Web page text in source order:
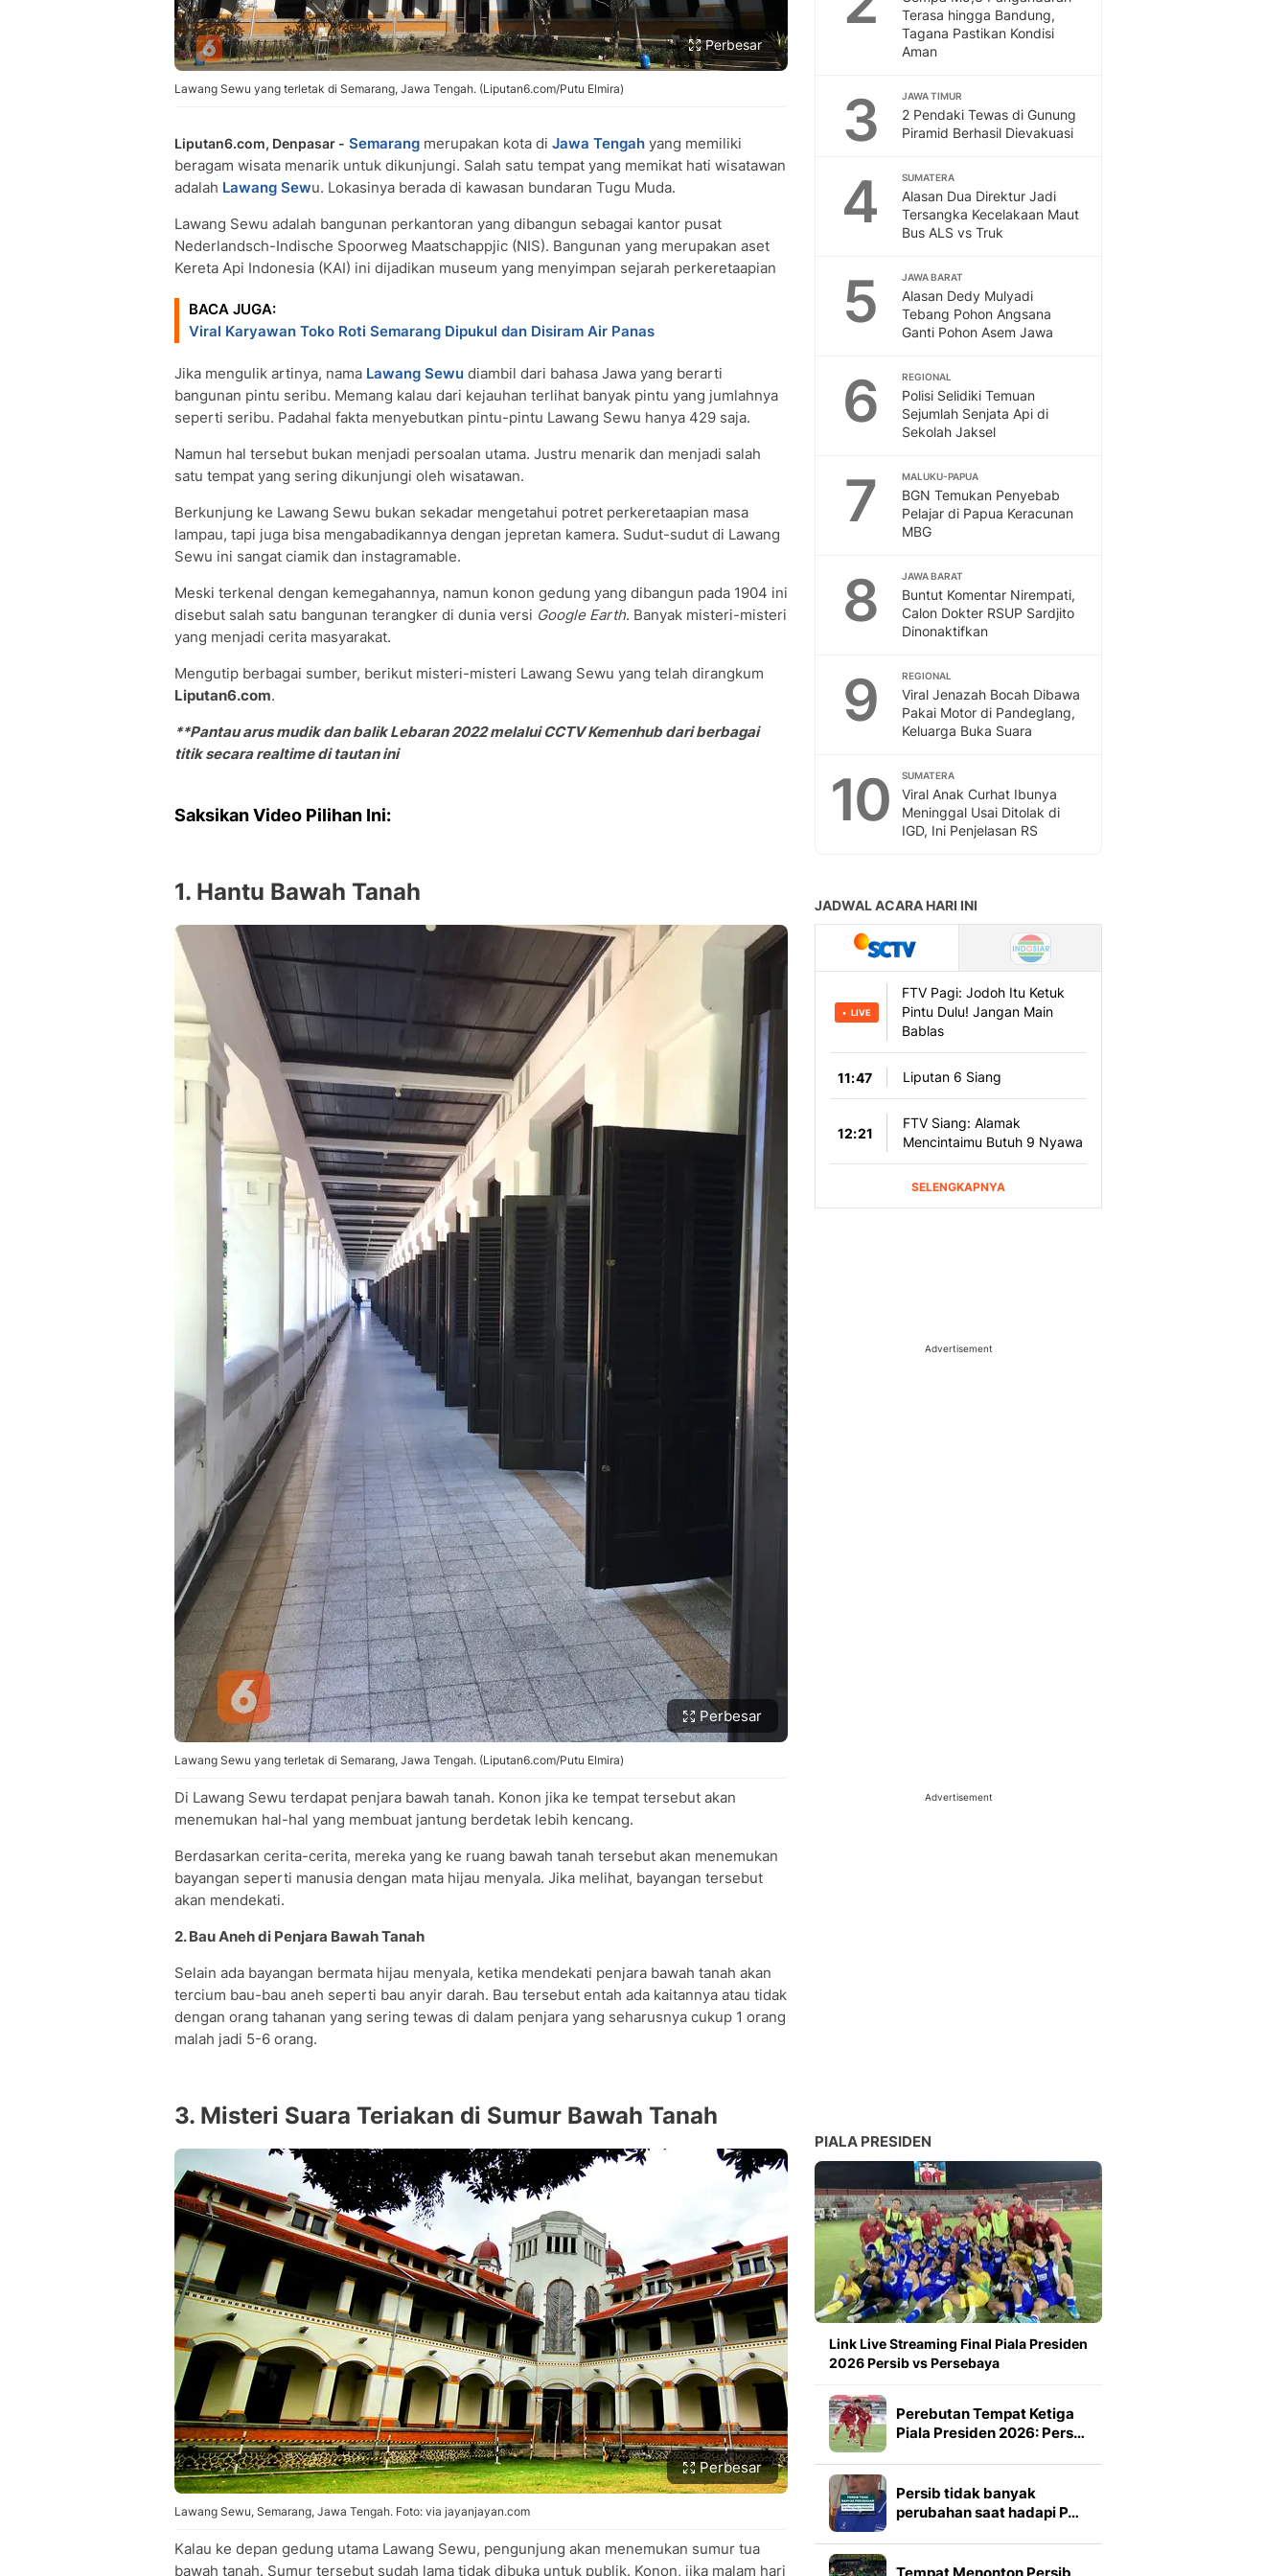
Perbesar
Lawang Sewu yang terletak di Semarang, Jawa Tengah. (Liputan6.com/Putu Elmira)
Liputan6.com, Denpasar - Semarang merupakan kota di Jawa Tengah yang memiliki
beragam wisata menarik untuk dikunjungi. Salah satu tempat yang memikat hati wisatawan
adalah Lawang Sewu. Lokasinya berada di kawasan bundaran Tugu Muda.
Lawang Sewu adalah bangunan perkantoran yang dibangun sebagai kantor pusat
Nederlandsch-Indische Spoorweg Maatschappjic (NIS). Bangunan yang merupakan aset
Kereta Api Indonesia (KAI) ini dijadikan museum yang menyimpan sejarah perkeretaapian
BACA JUGA:
Viral Karyawan Toko Roti Semarang Dipukul dan Disiram Air Panas
Jika mengulik artinya, nama Lawang Sewu diambil dari bahasa Jawa yang berarti
bangunan pintu seribu. Memang kalau dari kejauhan terlihat banyak pintu yang jumlahnya
seperti seribu. Padahal fakta menyebutkan pintu-pintu Lawang Sewu hanya 429 saja.
Namun hal tersebut bukan menjadi persoalan utama. Justru menarik dan menjadi salah
satu tempat yang sering dikunjungi oleh wisatawan.
Berkunjung ke Lawang Sewu bukan sekadar mengetahui potret perkeretaapian masa
lampau, tapi juga bisa mengabadikannya dengan jepretan kamera. Sudut-sudut di Lawang
Sewu ini sangat ciamik dan instagramable.
Meski terkenal dengan kemegahannya, namun konon gedung yang dibangun pada 1904 ini
disebut salah satu bangunan terangker di dunia versi Google Earth. Banyak misteri-misteri
yang menjadi cerita masyarakat.
Mengutip berbagai sumber, berikut misteri-misteri Lawang Sewu yang telah dirangkum
Liputan6.com.
**Pantau arus mudik dan balik Lebaran 2022 melalui CCTV Kemenhub dari berbagai
titik secara realtime di tautan ini
Saksikan Video Pilihan Ini:
1. Hantu Bawah Tanah
Perbesar
Lawang Sewu yang terletak di Semarang, Jawa Tengah. (Liputan6.com/Putu Elmira)
Di Lawang Sewu terdapat penjara bawah tanah. Konon jika ke tempat tersebut akan
menemukan hal-hal yang membuat jantung berdetak lebih kencang.
Berdasarkan cerita-cerita, mereka yang ke ruang bawah tanah tersebut akan menemukan
bayangan seperti manusia dengan mata hijau menyala. Jika melihat, bayangan tersebut
akan mendekati.
2. Bau Aneh di Penjara Bawah Tanah
Selain ada bayangan bermata hijau menyala, ketika mendekati penjara bawah tanah akan
tercium bau-bau aneh seperti bau anyir darah. Bau tersebut entah ada kaitannya atau tidak
dengan orang tahanan yang sering tewas di dalam penjara yang seharusnya cukup 1 orang
malah jadi 5-6 orang.
3. Misteri Suara Teriakan di Sumur Bawah Tanah
Perbesar
Lawang Sewu, Semarang, Jawa Tengah. Foto: via jayanjayan.com
Kalau ke depan gedung utama Lawang Sewu, pengunjung akan menemukan sumur tua
bawah tanah. Sumur tersebut sudah lama tidak dibuka untuk publik. Konon, jika malam hari
Terasa hingga Bandung,
Tagana Pastikan Kondisi
Aman
3 JAWA TIMUR
2 Pendaki Tewas di Gunung
Piramid Berhasil Dievakuasi
4 SUMATERA
Alasan Dua Direktur Jadi
Tersangka Kecelakaan Maut
Bus ALS vs Truk
5 JAWA BARAT
Alasan Dedy Mulyadi
Tebang Pohon Angsana
Ganti Pohon Asem Jawa
6 REGIONAL
Polisi Selidiki Temuan
Sejumlah Senjata Api di
Sekolah Jaksel
7 MALUKU-PAPUA
BGN Temukan Penyebab
Pelajar di Papua Keracunan
MBG
8 JAWA BARAT
Buntut Komentar Nirempati,
Calon Dokter RSUP Sardjito
Dinonaktifkan
9 REGIONAL
Viral Jenazah Bocah Dibawa
Pakai Motor di Pandeglang,
Keluarga Buka Suara
10 SUMATERA
Viral Anak Curhat Ibunya
Meninggal Usai Ditolak di
IGD, Ini Penjelasan RS
Advertisement
Advertisement
PIALA PRESIDEN
Link Live Streaming Final Piala Presiden
2026 Persib vs Persebaya
Perebutan Tempat Ketiga
Piala Presiden 2026: Pers…
Persib tidak banyak
perubahan saat hadapi P…